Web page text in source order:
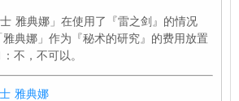
雅典娜」在使用了『雷之剑』的情况
典娜」作为『秘术的研究』的费用放置
不，不可以。
雅典娜